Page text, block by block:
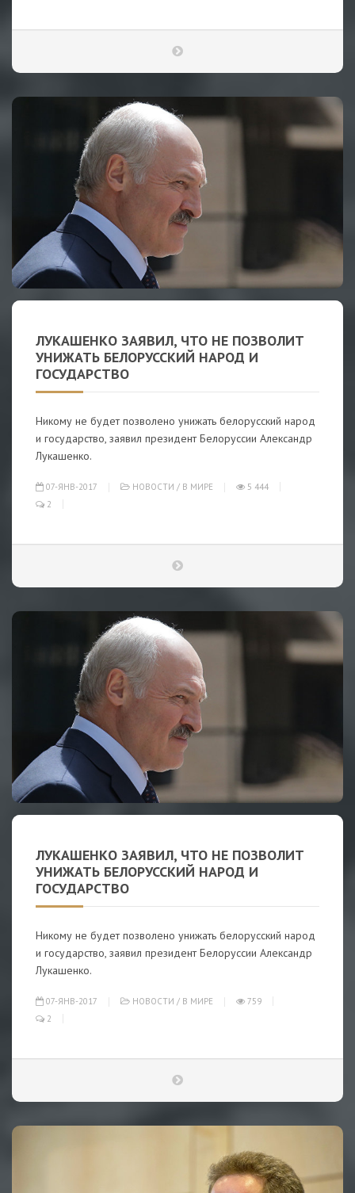
ЛУКАШЕНКО ЗАЯВИЛ, ЧТО НЕ ПОЗВОЛИТ
УНИЖАТЬ БЕЛОРУССКИЙ НАРОД И
ГОСУДАРСТВО
Никому не будет позволено унижать белорусский народ
и государство, заявил президент Белоруссии Александр
Лукашенко.
07-ЯНВ-2017 НОВОСТИ / В МИРЕ
5 444
2
ЛУКАШЕНКО ЗАЯВИЛ, ЧТО НЕ ПОЗВОЛИТ
УНИЖАТЬ БЕЛОРУССКИЙ НАРОД И
ГОСУДАРСТВО
Никому не будет позволено унижать белорусский народ
и государство, заявил президент Белоруссии Александр
Лукашенко.
07-ЯНВ-2017 НОВОСТИ / В МИРЕ
759
2